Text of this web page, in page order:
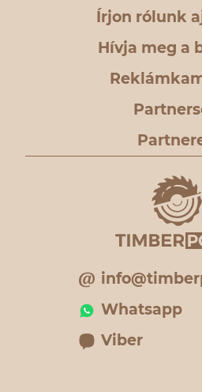
Írjon rólunk
Hívja meg a
Whatsapp
Viber